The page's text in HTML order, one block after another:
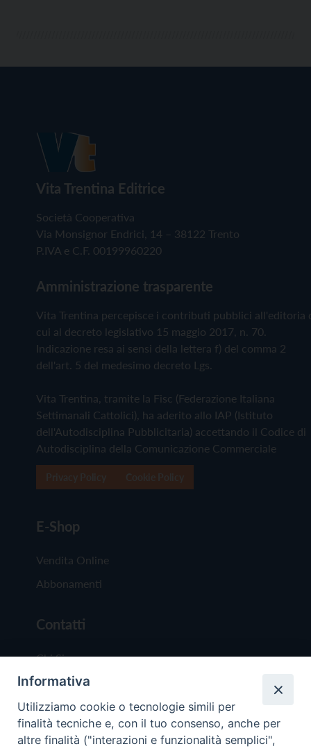
Vita Trentina Editrice
Società Cooperativa
Via Monsignor Endrici, 14 – 38122 Trento
P.IVA e C.F. 00199960220
Amministrazione trasparente
Vita Trentina percepisce i contributi pubblici all'editoria
cui al decreto legislativo 15 maggio 2017, n. 70.
Indicazione resa ai sensi della lettera f) del comma 2
dell'art. 5 del medesimo decreto Lgs.
Vita Trentina, tramite la Fisc (Federazione Italiana
Settimanali Cattolici), ha aderito allo IAP (Istituto
dell'Autodisciplina Pubblicitaria) accettando il Codice di
Autodisciplina della Comunicazione Commerciale
E-Shop
Vendita Online
Abbonamenti
Contatti
Chi Siamo
Redazione
Scrivici
Informativa
Utilizziamo cookie o tecnologie simili per
finalità tecniche e, con il tuo consenso, anche per
altre finalità ("interazioni e funzionalità semplici",